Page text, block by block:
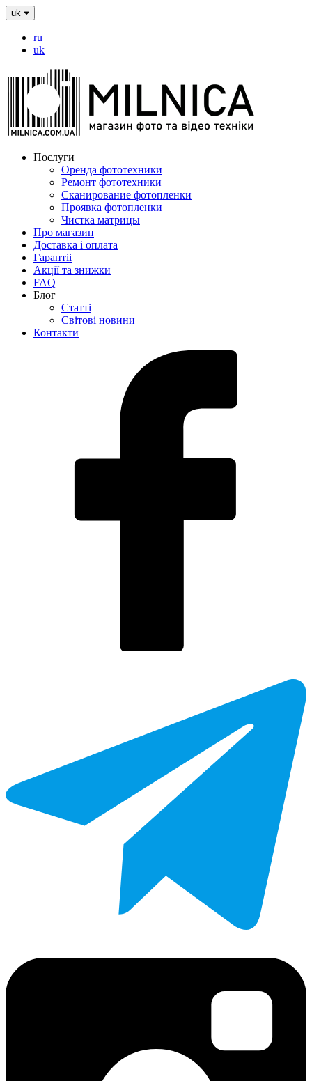
uk
ru
uk
Послуги
Оренда фототехники
Ремонт фототехники
Сканирование фотопленки
Проявка фотопленки
Чистка матрицы
Про магазин
Доставка і оплата
Гарантіі
Акції та знижки
FAQ
Блог
Статті
Світові новини
Контакти